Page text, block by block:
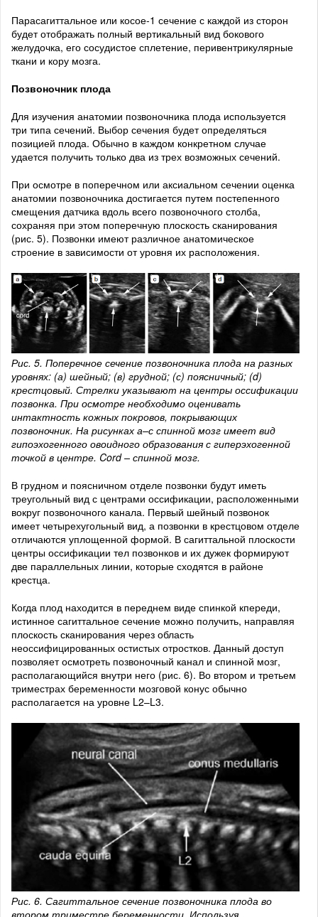
Парасагиттальное или косое-1 сечение с каждой из сторон
будет отображать полный вертикальный вид бокового
желудочка, его сосудистое сплетение, перивентрикулярные
ткани и кору мозга.
Позвоночник плода
Для изучения анатомии позвоночника плода используется
три типа сечений. Выбор сечения будет определяться
позицией плода. Обычно в каждом конкретном случае
удается получить только два из трех возможных сечений.
При осмотре в поперечном или аксиальном сечении оценка
анатомии позвоночника достигается путем постепенного
смещения датчика вдоль всего позвоночного столба,
сохраняя при этом поперечную плоскость сканирования
(рис. 5). Позвонки имеют различное анатомическое
строение в зависимости от уровня их расположения.
Рис. 5. Поперечное сечение позвоночника плода на разных
уровнях: (а) шейный; (в) грудной; (с) поясничный; (d)
крестцовый. Стрелки указывают на центры оссификации
позвонка. При осмотре необходимо оценивать
интактность кожных покровов, покрывающих
позвоночник. На рисунках а–с спинной мозг имеет вид
гипоэхогенного овоидного образования с гиперэхогенной
точкой в центре. Cord – спинной мозг.
В грудном и поясничном отделе позвонки будут иметь
треугольный вид с центрами оссификации, расположенными
вокруг позвоночного канала. Первый шейный позвонок
имеет четырехугольный вид, а позвонки в крестцовом отделе
отличаются уплощенной формой. В сагиттальной плоскости
центры оссификации тел позвонков и их дужек формируют
две параллельных линии, которые сходятся в районе
крестца.
Когда плод находится в переднем виде спинкой кпереди,
истинное сагиттальное сечение можно получить, направляя
плоскость сканирования через область
неоссифицированных остистых отростков. Данный доступ
позволяет осмотреть позвоночный канал и спинной мозг,
располагающийся внутри него (рис. 6). Во втором и третьем
триместрах беременности мозговой конус обычно
располагается на уровне L2–L3.
Рис. 6. Сагиттальное сечение позвоночника плода во